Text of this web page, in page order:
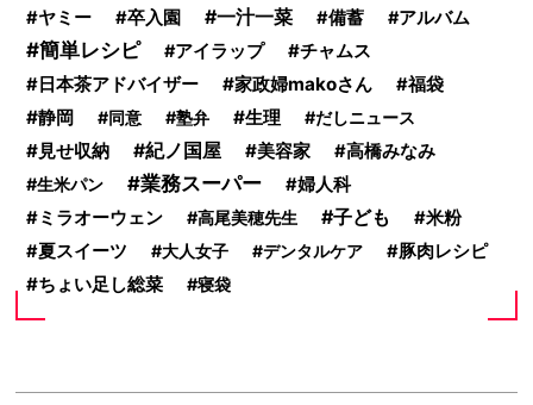
ヤミー 卒入園 一汁一菜 備蓄 アルバム
簡単レシピ アイラップ チャムス
日本茶アドバイザー 家政婦makoさん 福袋
静岡 同意 塾弁 生理 だしニュース
見せ収納 紀ノ国屋 美容家 高橋みなみ
生米パン 業務スーパー
婦人科
ミラオーウェン
高尾美穂先生 子ども
米粉
夏スイーツ
大人女子 デンタルケア 豚肉レシピ
ちょい足し総菜 寝袋